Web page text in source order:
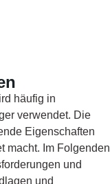
häufig in
verwendet. Die
Eigenschaften
macht. Im Folgenden
und
und